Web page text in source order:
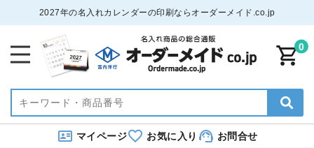
2027年の名入れカレンダーの印刷ならオーダーメイド.co.jp
0
マイページ お気に入り お問合せ